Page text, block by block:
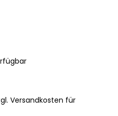
Versandkosten für